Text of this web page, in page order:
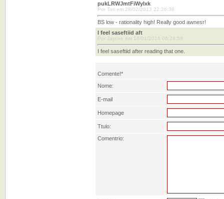
pukLRWJmtFiWyIxk
Por Tori em 28/02/2013 22:26:38
BS low - rationality high! Really good awnesr!
I feel saseftiid aft
Por Jaycee em 16/01/2016 06:24:58
I feel saseftiid after reading that one.
Comente!*
Nome:
E-mail
Homepage
Ttulo:
Comentrio: